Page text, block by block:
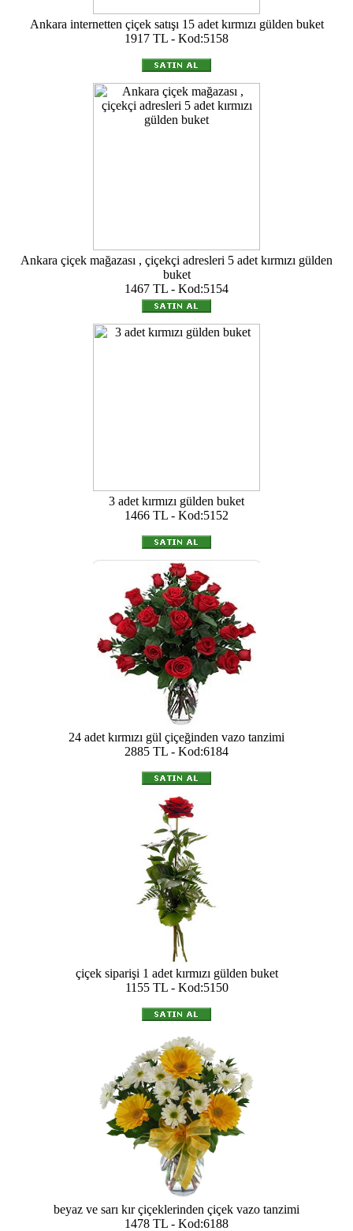
Ankara internetten çiçek satışı 15 adet kırmızı gülden buket
1917 TL - Kod:5158
Ankara çiçek mağazası , çiçekçi adresleri 5 adet kırmızı gülden
buket
1467 TL - Kod:5154
3 adet kırmızı gülden buket
1466 TL - Kod:5152
24 adet kırmızı gül çiçeğinden vazo tanzimi
2885 TL - Kod:6184
çiçek siparişi 1 adet kırmızı gülden buket
1155 TL - Kod:5150
beyaz ve sarı kır çiçeklerinden çiçek vazo tanzimi
1478 TL - Kod:6188